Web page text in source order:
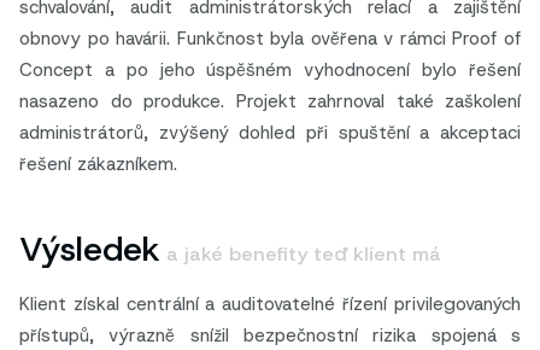
schvalování, audit administrátorských relací a zajištění
obnovy po havárii. Funkčnost byla ověřena v rámci Proof of
Concept a po jeho úspěšném vyhodnocení bylo řešení
nasazeno do produkce. Projekt zahrnoval také zaškolení
administrátorů, zvýšený dohled při spuštění a akceptaci
řešení zákazníkem.
Výsledek a jaké benefity teď klient má
Klient získal centrální a auditovatelné řízení privilegovaných
přístupů, výrazně snížil bezpečnostní rizika spojená s